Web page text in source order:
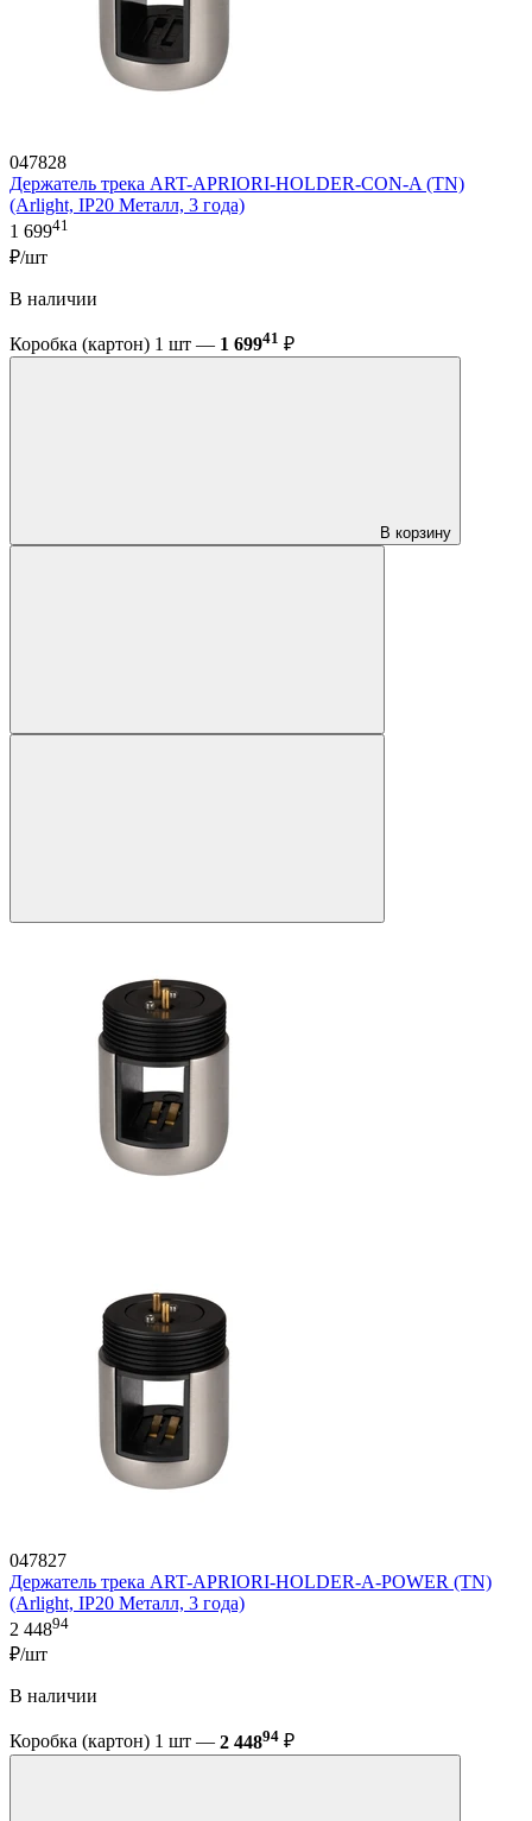
047828
Держатель трека ART-APRIORI-HOLDER-CON-A (TN)
(Arlight, IP20 Металл, 3 года)
1 69941
₽/шт
В наличии
Коробка (картон) 1 шт — 1 69941 ₽
В корзину
047827
Держатель трека ART-APRIORI-HOLDER-A-POWER (TN)
(Arlight, IP20 Металл, 3 года)
2 44894
₽/шт
В наличии
Коробка (картон) 1 шт — 2 44894 ₽